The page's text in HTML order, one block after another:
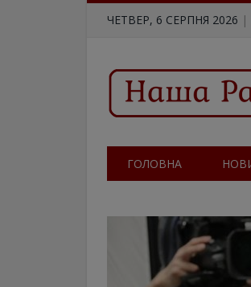
ЧЕТВЕР, 6 СЕРПНЯ 2026 |
ГОЛОВНА